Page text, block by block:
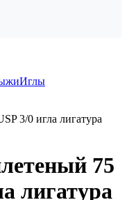
Иглы
3/0 игла лигатура
75
лигатура